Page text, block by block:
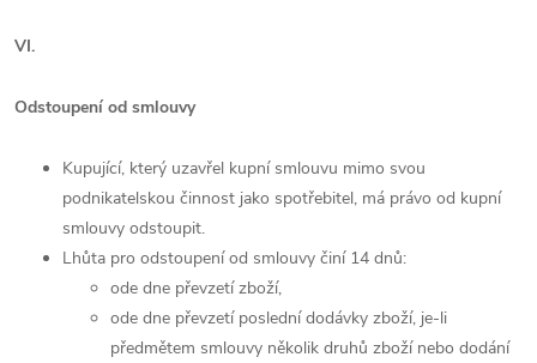
VI.
Odstoupení od smlouvy
Kupující, který uzavřel kupní smlouvu mimo svou
podnikatelskou činnost jako spotřebitel, má právo od kupní
smlouvy odstoupit.
Lhůta pro odstoupení od smlouvy činí 14 dnů:
ode dne převzetí zboží,
ode dne převzetí poslední dodávky zboží, je-li
předmětem smlouvy několik druhů zboží nebo dodání